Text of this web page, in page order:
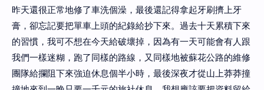
昨天還很正常地修了車洗個澡，最後還記得拿起牙刷擠上牙
膏，卻忘記要把單車上頭的紀錄給抄下來。過去十天累積下來
的習慣，我可不想在今天給破壞掉，因為有一天可能會有人跟
我們一樣迷糊，跑了同樣的路線，又同樣地被蘇花公路的維修
團隊給攔阻下來強迫休息個半小時，最後深夜才從山上莽莽撞